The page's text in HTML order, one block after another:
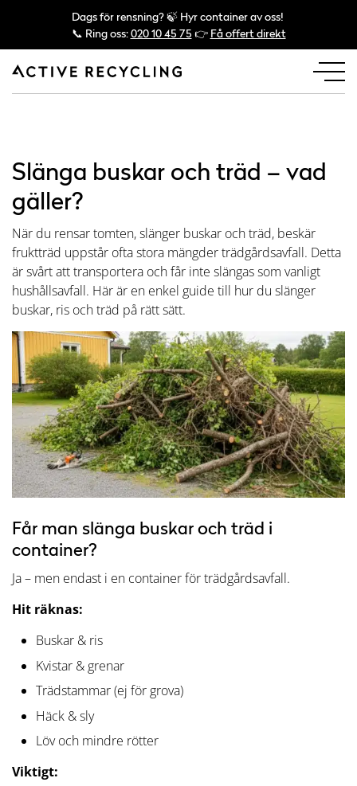
Dags för rensning? 🍃 Hyr container av oss!
📞 Ring oss:020 10 45 75 👉 Få offert direkt
Slänga buskar och träd – vad
gäller?
När du rensar tomten, slänger buskar och träd, beskär
fruktträd uppstår ofta stora mängder trädgårdsavfall. Detta
är svårt att transportera och får inte slängas som vanligt
hushållsavfall. Här är en enkel guide till hur du slänger
buskar, ris och träd på rätt sätt.
Får man slänga buskar och träd i
container?
Ja – men endast i en container för trädgårdsavfall.
Hit räknas:
Buskar & ris
Kvistar & grenar
Trädstammar (ej för grova)
Häck & sly
Löv och mindre rötter
Viktigt: